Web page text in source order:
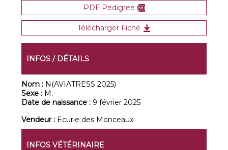
PDF Pedigree
Télécharger Fiche
INFOS / DÉTAILS
Nom : N(AVIATRESS 2025)
Sexe : M.
Date de naissance : 9 février 2025
Vendeur : Ecurie des Monceaux
INFOS VÉTÉRINAIRE